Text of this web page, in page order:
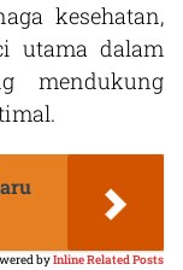
kesehatan,
utama dalam
mendukung
byInline Related Posts